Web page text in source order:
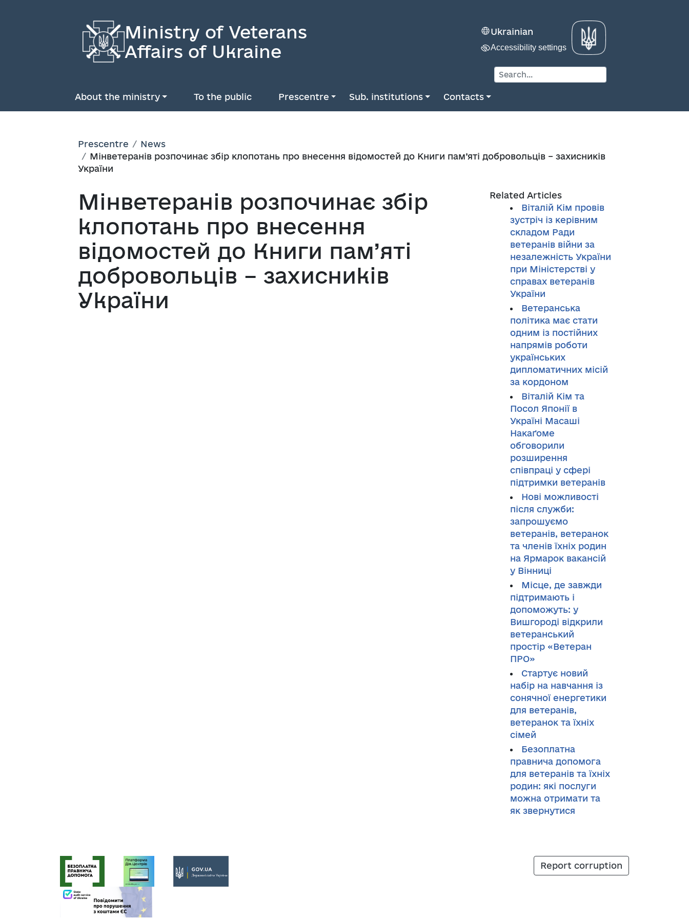
Ministry of Veterans
Affairs of Ukraine
Ukrainian
Accessibility settings
About the ministry To the public Prescentre Sub. institutions Contacts
Prescentre
News
Мінветеранів розпочинає збір клопотань про внесення відомостей до Книги пам’яті добровольців – захисників
України
Мінветеранів розпочинає збір
клопотань про внесення
відомостей до Книги пам’яті
добровольців – захисників
України
Related Articles
Віталій Кім провів
зустріч із керівним
складом Ради
ветеранів війни за
незалежність України
при Міністерстві у
справах ветеранів
України
Ветеранська
політика має стати
одним із постійних
напрямів роботи
українських
дипломатичних місій
за кордоном
Віталій Кім та
Посол Японії в
Україні Масаші
Накаґоме
обговорили
розширення
співпраці у сфері
підтримки ветеранів
Нові можливості
після служби:
запрошуємо
ветеранів, ветеранок
та членів їхніх родин
на Ярмарок вакансій
у Вінниці
Місце, де завжди
підтримають і
допоможуть: у
Вишгороді відкрили
ветеранський
простір «Ветеран
ПРО»
Стартує новий
набір на навчання із
сонячної енергетики
для ветеранів,
ветеранок та їхніх
сімей
Безоплатна
правнича допомога
для ветеранів та їхніх
родин: які послуги
можна отримати та
як звернутися
Report corruption